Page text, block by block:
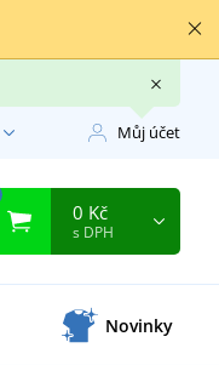
Můj účet
0 Kč
s DPH
Novinky